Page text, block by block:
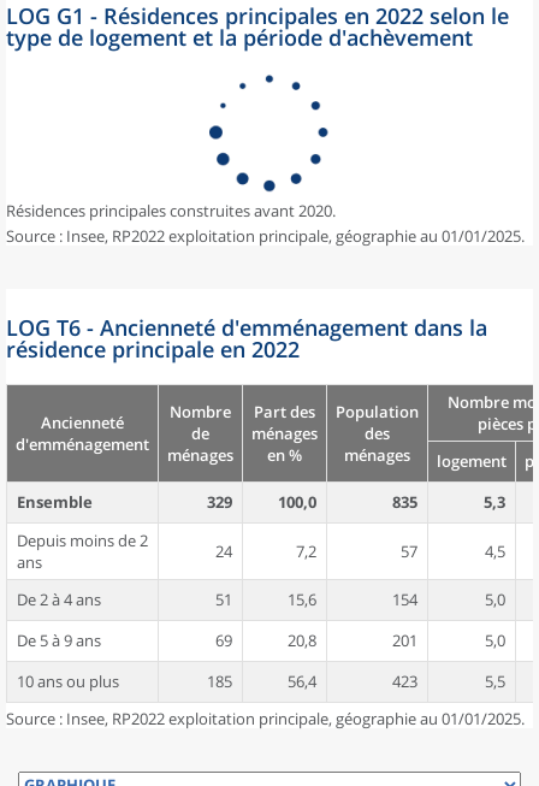
LOG G1 - Résidences principales en 2022 selon le
type de logement et la période d'achèvement
Résidences principales construites avant 2020.
Source : Insee, RP2022 exploitation principale, géographie au 01/01/2025.
LOG T6 - Ancienneté d'emménagement dans la
résidence principale en 2022
Ancienneté
d'emménagement
Nombre
de
ménages
Part des
ménages
en %
Population
des
ménages
Nombre
pièces
logement
Ensemble
329 100,0 835
5,3
Depuis moins de 2
ans
24 7,2 57 4,5
De 2 à 4 ans 51 15,6 154
5,0
De 5 à 9 ans
69 20,8 201
5,0
10 ans ou plus
185 56,4 423
5,5
Source : Insee, RP2022 exploitation principale, géographie au 01/01/2025.